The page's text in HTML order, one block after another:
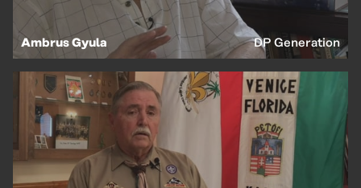
Ambrus Gyula DP Generation